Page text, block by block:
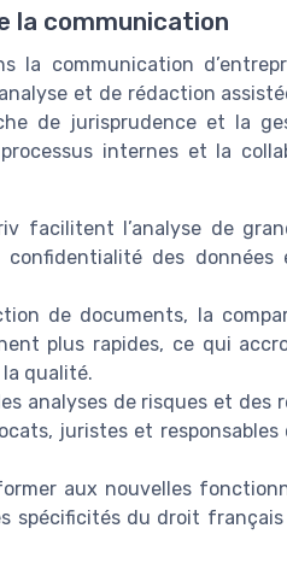
la communication
la communication
et de rédaction
de jurisprudence et la
internes et la
facilitent l’analyse de
des
de documents, la
plus rapides, ce qui
qualité.
analyses de risques et des
juristes et responsables
aux nouvelles
spécificités du droit